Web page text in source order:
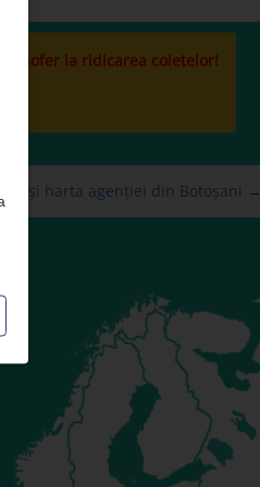
sofer la ridicarea coletelor!
și harta agenției din Botoșani →